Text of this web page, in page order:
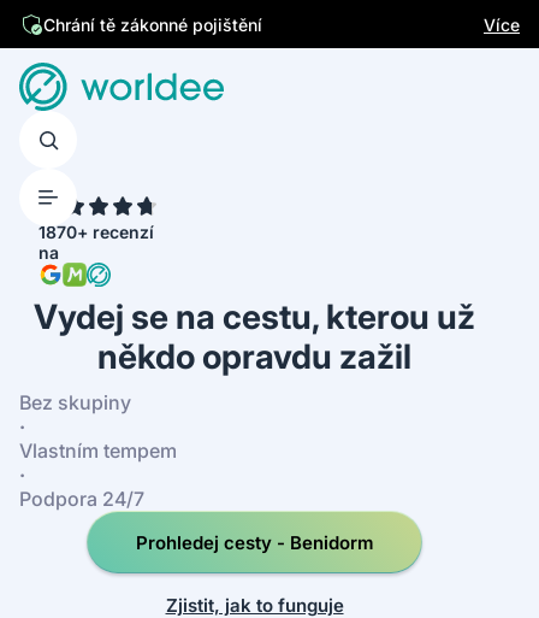
Chrání tě zákonné pojištění
Více
1870+ recenzí
na
Vydej se na cestu, kterou už
někdo opravdu zažil
Bez skupiny
·
Vlastním tempem
·
Podpora 24/7
Prohledej cesty - Benidorm
Zjistit, jak to funguje